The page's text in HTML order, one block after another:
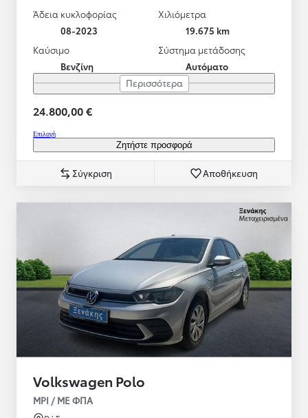
Άδεια κυκλοφορίας
08-2023
Χιλιόμετρα
19.675 km
Καύσιμο
Βενζίνη
Σύστημα μετάδοσης
Αυτόματο
Περισσότερα
24.800,00 €
Επιλογή
Ζητήστε προσφορά
Σύγκριση Αποθήκευση
Volkswagen Polo
MPI / ΜΕ ΦΠΑ